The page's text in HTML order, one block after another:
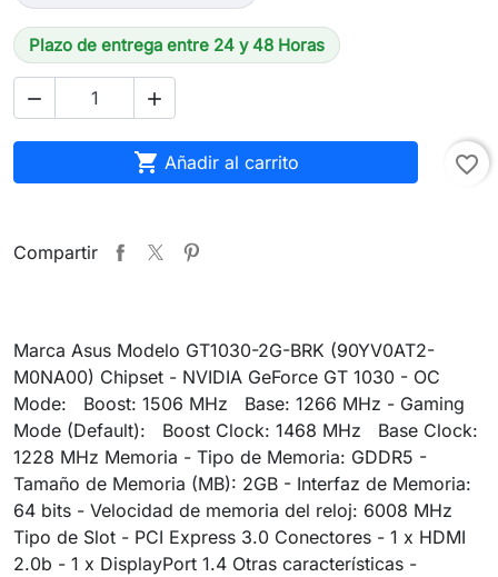
Plazo de entrega entre 24 y 48 Horas
 
 Añadir al carrito favorite_border
Compartir
Marca Asus Modelo GT1030-2G-BRK (90YV0AT2-
M0NA00) Chipset - NVIDIA GeForce GT 1030 - OC
Mode: Boost: 1506 MHz Base: 1266 MHz - Gaming
Mode (Default): Boost Clock: 1468 MHz Base Clock:
1228 MHz Memoria - Tipo de Memoria: GDDR5 -
Tamaño de Memoria (MB): 2GB - Interfaz de Memoria:
64 bits - Velocidad de memoria del reloj: 6008 MHz
Tipo de Slot - PCI Express 3.0 Conectores - 1 x HDMI
2.0b - 1 x DisplayPort 1.4 Otras características -